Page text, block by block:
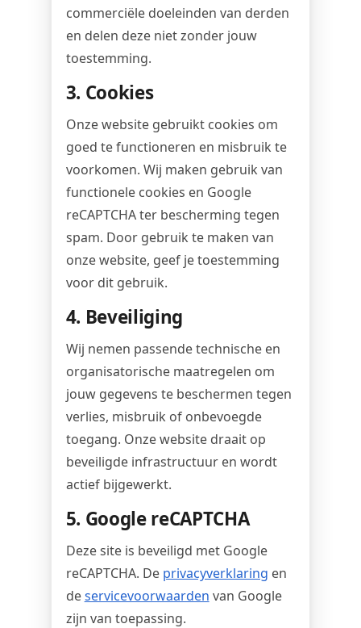
commerciële doeleinden van derden
en delen deze niet zonder jouw
toestemming.
3. Cookies
Onze website gebruikt cookies om
goed te functioneren en misbruik te
voorkomen. Wij maken gebruik van
functionele cookies en Google
reCAPTCHA ter bescherming tegen
spam. Door gebruik te maken van
onze website, geef je toestemming
voor dit gebruik.
4. Beveiliging
Wij nemen passende technische en
organisatorische maatregelen om
jouw gegevens te beschermen tegen
verlies, misbruik of onbevoegde
toegang. Onze website draait op
beveiligde infrastructuur en wordt
actief bijgewerkt.
5. Google reCAPTCHA
Deze site is beveiligd met Google
reCAPTCHA. De privacyverklaring en
deservicevoorwaarden van Google
zijn van toepassing.